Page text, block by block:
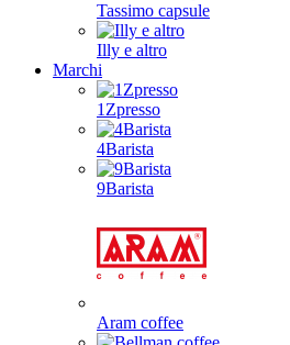
Tassimo capsule
Illy e altro
Marchi
1Zpresso
4Barista
9Barista
Aram coffee